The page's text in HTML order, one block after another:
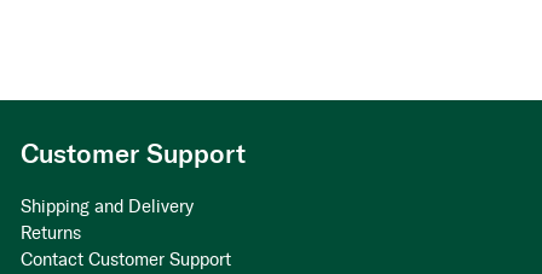
Customer Support
Shipping and Delivery
Returns
Contact Customer Support